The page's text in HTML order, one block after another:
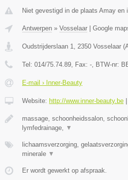
Niet gevestigd in de plaats Amay en
Antwerpen » Vosselaar Google
Oudstrijderslaan 1 2350 Vosselaar (
Tel: 014/75.74.89 , Fax: - , BTW-nr:
E-mail › Inner-Beauty
Website: http://www.inner-beauty.be
massage, schoonheidssalon,
lymfedrainage,
▼
lichaamsverzorging,
minerale ▼
Er wordt gewerkt op afspraak.